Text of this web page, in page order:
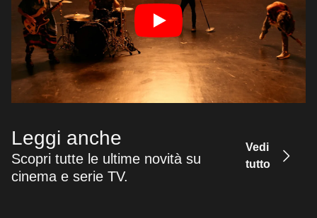
Leggi anche
Scopri tutte le ultime novità su
cinema e serie TV.
Vedi
tutto